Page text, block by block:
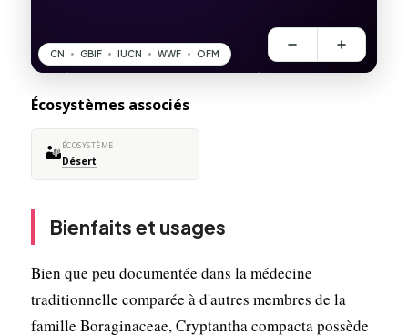
Écosystèmes associés
🏜️ÉCOSYSTÈME
Désert
Bienfaits et usages
Bien que peu documentée dans la médecine
traditionnelle comparée à d'autres membres de la
famille Boraginaceae, Cryptantha compacta possède